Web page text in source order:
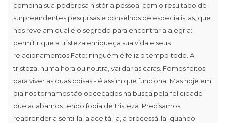
combina sua poderosa história pessoal com o resultado de
surpreendentes pesquisas e conselhos de especialistas, que
nos revelam qual é o segredo para encontrar a alegria:
permitir que a tristeza enriqueça sua vida e seus
relacionamentos.Fato: ninguém é feliz o tempo todo. A
tristeza, numa hora ou noutra, vai dar as caras. Fomos feitos
para viver as duas coisas - é assim que funciona. Mas hoje em
dia nos tornamos tão obcecados na busca pela felicidade
que acabamos tendo fobia de tristeza. Precisamos
reaprender a senti-la, a aceitá-la, a processá-la: quando